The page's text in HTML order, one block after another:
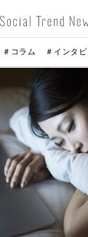
＃コラム ＃インタ